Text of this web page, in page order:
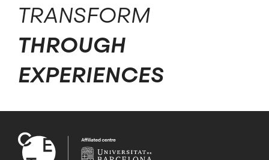
TRANSFORM
THROUGH
EXPERIENCES